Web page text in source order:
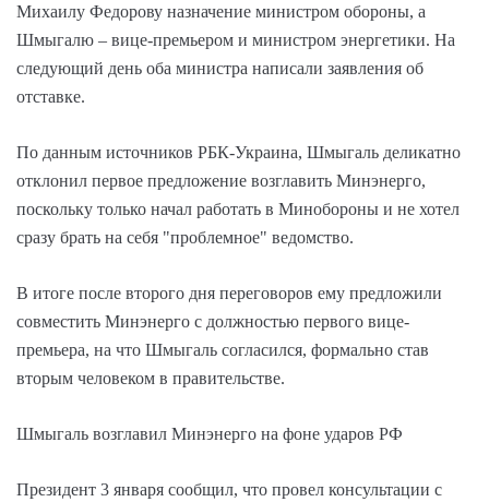
Михаилу Федорову назначение министром обороны, а
Шмыгалю – вице-премьером и министром энергетики. На
следующий день оба министра написали заявления об
отставке.
По данным источников РБК-Украина, Шмыгаль деликатно
отклонил первое предложение возглавить Минэнерго,
поскольку только начал работать в Минобороны и не хотел
сразу брать на себя "проблемное" ведомство.
В итоге после второго дня переговоров ему предложили
совместить Минэнерго с должностью первого вице-
премьера, на что Шмыгаль согласился, формально став
вторым человеком в правительстве.
Шмыгаль возглавил Минэнерго на фоне ударов РФ
Президент 3 января сообщил, что провел консультации с